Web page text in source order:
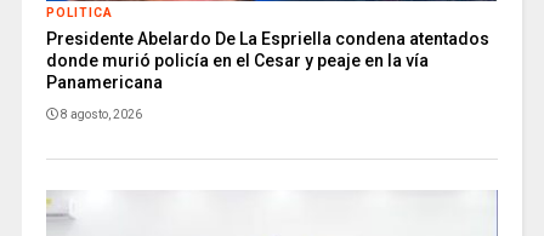
POLITICA
Presidente Abelardo De La Espriella condena atentados
donde murió policía en el Cesar y peaje en la vía
Panamericana
8 agosto, 2026